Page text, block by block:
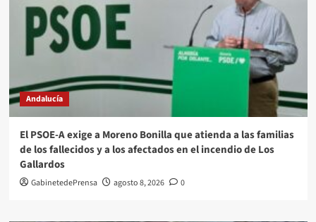
Andalucía
El PSOE-A exige a Moreno Bonilla que atienda a las familias
de los fallecidos y a los afectados en el incendio de Los
Gallardos
GabinetedePrensa agosto 8, 2026 0